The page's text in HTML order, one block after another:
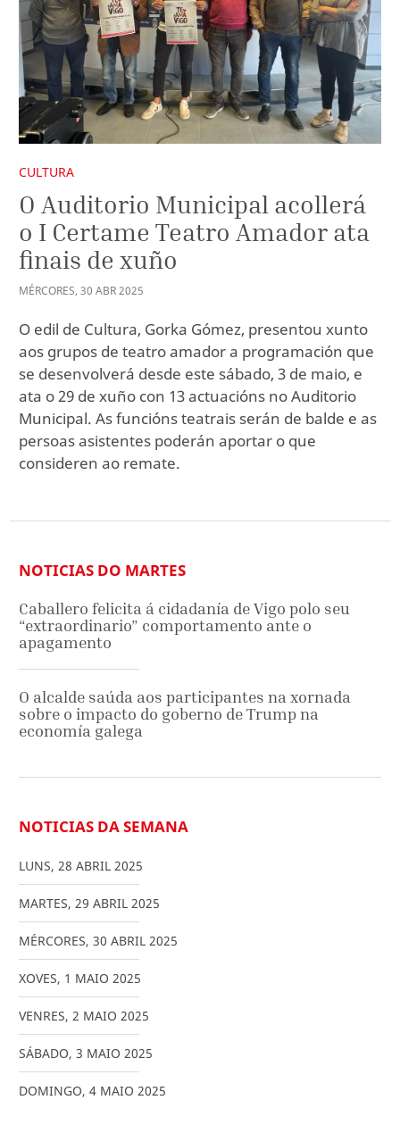
CULTURA
O Auditorio Municipal acollerá
o I Certame Teatro Amador ata
finais de xuño
MÉRCORES, 30 ABR2025
O edil de Cultura, Gorka Gómez, presentou xunto
aos grupos de teatro amador a programación que
se desenvolverá desde este sábado, 3 de maio, e
ata o 29 de xuño con 13 actuacións no Auditorio
Municipal. As funcións teatrais serán de balde e as
persoas asistentes poderán aportar o que
consideren ao remate.
NOTICIAS DO MARTES
Caballero felicita á cidadanía de Vigo polo seu
“extraordinario” comportamento ante o
apagamento
O alcalde saúda aos participantes na xornada
sobre o impacto do goberno de Trump na
economía galega
NOTICIAS DA SEMANA
LUNS, 28 ABRIL 2025
MARTES, 29 ABRIL 2025
MÉRCORES, 30 ABRIL 2025
XOVES, 1 MAIO 2025
VENRES, 2 MAIO 2025
SÁBADO, 3 MAIO 2025
DOMINGO, 4 MAIO 2025